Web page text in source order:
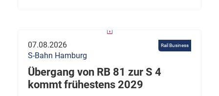
Rail Business
07.08.2026
S-Bahn Hamburg
Übergang von RB 81 zur S 4
kommt frühestens 2029